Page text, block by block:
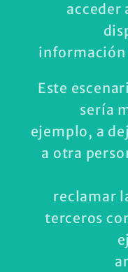
acceder
información
Este
sería
ejemplo, a
a otra
reclamar
terceros